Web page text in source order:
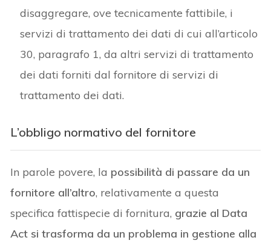
disaggregare, ove tecnicamente fattibile, i
servizi di trattamento dei dati di cui all’articolo
30, paragrafo 1, da altri servizi di trattamento
dei dati forniti dal fornitore di servizi di
trattamento dei dati.
L’obbligo normativo del fornitore
In parole povere, la possibilità di passare da un
fornitore all’altro, relativamente a questa
specifica fattispecie di fornitura, grazie al Data
Act si trasforma da un problema in gestione alla